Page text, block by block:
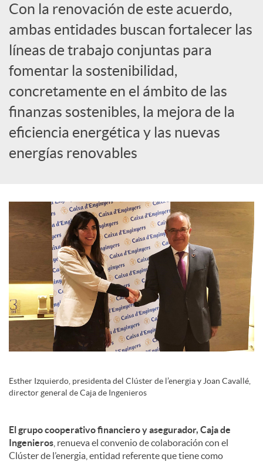
s
S
o
c
i
a
l
e
s
Con la renovación de este acuerdo,
ambas entidades buscan fortalecer las
líneas de trabajo conjuntas para
fomentar la sostenibilidad,
concretamente en el ámbito de las
finanzas sostenibles, la mejora de la
eficiencia energética y las nuevas
energías renovables
Esther Izquierdo, presidenta del Clúster de l’energia y Joan Cavallé,
director general de Caja de Ingenieros
El grupo cooperativo financiero y asegurador, Caja de
Ingenieros , renueva el convenio de colaboración con el
Clúster de l’energia, entidad referente que tiene como